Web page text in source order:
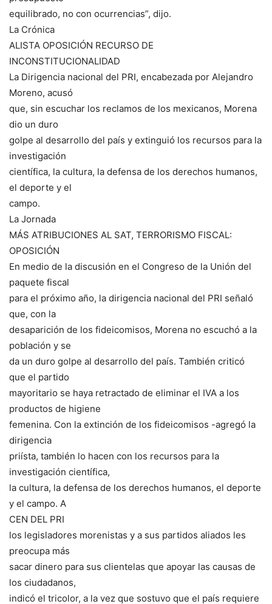
equilibrado, no con ocurrencias”, dijo.
La Crónica
ALISTA OPOSICIÓN RECURSO DE
INCONSTITUCIONALIDAD
La Dirigencia nacional del PRI, encabezada por Alejandro
Moreno, acusó
que, sin escuchar los reclamos de los mexicanos, Morena
dio un duro
golpe al desarrollo del país y extinguió los recursos para la
investigación
científica, la cultura, la defensa de los derechos humanos,
el deporte y el
campo.
La Jornada
MÁS ATRIBUCIONES AL SAT, TERRORISMO FISCAL:
OPOSICIÓN
En medio de la discusión en el Congreso de la Unión del
paquete fiscal
para el próximo año, la dirigencia nacional del PRI señaló
que, con la
desaparición de los fideicomisos, Morena no escuchó a la
población y se
da un duro golpe al desarrollo del país. También criticó
que el partido
mayoritario se haya retractado de eliminar el IVA a los
productos de higiene
femenina. Con la extinción de los fideicomisos -agregó la
dirigencia
priísta, también lo hacen con los recursos para la
investigación científica,
la cultura, la defensa de los derechos humanos, el deporte
y el campo. A
CEN DEL PRI
los legisladores morenistas y a sus partidos aliados les
preocupa más
sacar dinero para sus clientelas que apoyar las causas de
los ciudadanos,
indicó el tricolor, a la vez que sostuvo que el país requiere